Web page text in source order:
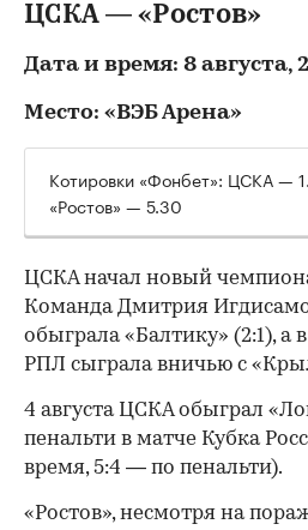
ЦСКА — «Ростов»
Дата и время: 8 августа,
Место: «ВЭБ Арена»
Котировки «Фонбет»: ЦСКА —
«Ростов» — 5.30
ЦСКА начал новый
Команда Дмитрия
обыграла «Балтику» (2:1), а
РПЛ сыграла вничью с
4 августа ЦСКА обыграл
пенальти в матче Кубка
время, 5:4 — по пенальти).
«Ростов», несмотря на